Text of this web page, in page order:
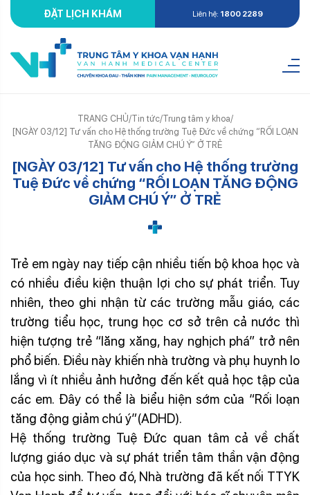
ĐẶT LỊCH KHÁM Liên hệ: 1800 2289
TRANG CHỦ/Tin tức/Trung tâm y khoa/
[NGÀY 03/12] Tư vấn cho Hệ thống trường Tuệ Đức về chứng “RỐI LOẠN
TĂNG ĐỘNG GIẢM CHÚ Ý” Ở TRẺ
[NGÀY 03/12] Tư vấn cho Hệ thống trường
Tuệ Đức về chứng “RỐI LOẠN TĂNG ĐỘNG
GIẢM CHÚ Ý” Ở TRẺ
Trẻ em ngày nay tiếp cận nhiều tiến bộ khoa học và
có nhiều điều kiện thuận lợi cho sự phát triển. Tuy
nhiên, theo ghi nhận từ các trường mẫu giáo, các
trường tiểu học, trung học cơ sở trên cả nước thì
hiện tượng trẻ “lăng xăng, hay nghịch phá” trở nên
phổ biến. Điều này khiến nhà trường và phụ huynh lo
lắng vì ít nhiều ảnh hưởng đến kết quả học tập của
các em. Đây có thể là biểu hiện sớm của “Rối loạn
tăng động giảm chú ý”(ADHD).
Hệ thống trường Tuệ Đức quan tâm cả về chất
lượng giáo dục và sự phát triển tâm thần vận động
của học sinh. Theo đó, Nhà trường đã kết nối TTYK